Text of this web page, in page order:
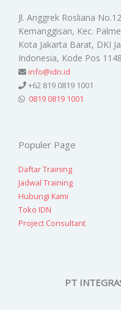
Jl. Anggrek Rosliana
Kemanggisan, Kec.
Kota Jakarta Barat, DKI
Indonesia, Kode Pos
info@idn.id
+62 819 0819 1001
0819 0819 1001
Populer Page
Daftar Training
Jadwal Training
Hubungi Kami
Toko IDN
Project Consultant
PT